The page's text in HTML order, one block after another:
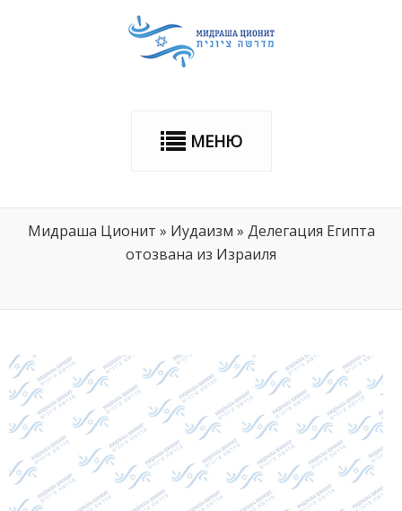
МЕНЮ
Мидраша Ционит » Иудаизм » Делегация Египта
отозвана из Израиля